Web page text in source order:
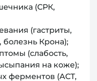
(СРК,
(гастриты,
Крона);
(слабость,
на коже);
ферментов (АСТ,